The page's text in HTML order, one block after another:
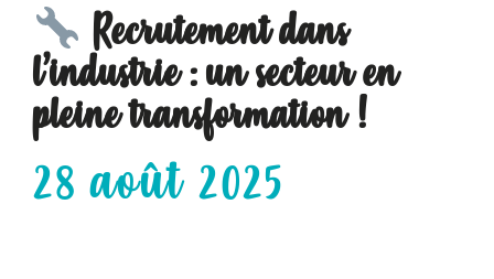
Recrutement dans
l’industrie : un secteur en
pleine transformation !
28 août 2025